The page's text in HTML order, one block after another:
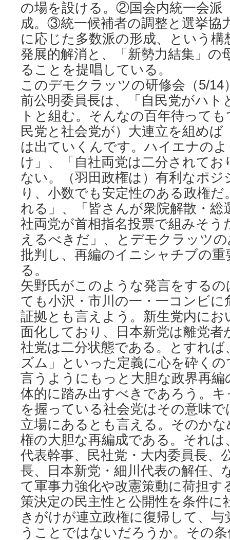
の場を設ける。②国会内統一会派
成。③統一候補者の調整と選挙協
に応じた多数派の形成、という構
発展的解消と、「新勢力結集」の
ることを提唱している。
このデモクラッツの研修会（5/14
前公明委員長は、「自民党がハ
トと組む。そんなの百年待って
民党と社会党が）大連立を組めば
は出ていくんです。ハイエナの
け」、「自社両党は二分されてお
ない。（羽田政権は）有利なポ
り、小数でも安定性のある政権だ
れる」、「皆さんが衆院解散・総
社両党が首相指名投票で組みそう
えるべきだ」、とデモクラッツ
批判し、再編のイニシャチブの
る。
矢野氏がこのような発言をする
ても小沢・市川の一・一コンビ
証拠とも言えよう。新生党内にお
面化しており、日本新党は離党者
社党は二分状態である。とすれ
ズム」といった定義に心を砕く
言うようにもっと大胆な政界再
体的に踏み出すべきであろう。
を握っている社会党はその意味
立場にあるとも言える。そのか
権の大胆な再編成である。それは
代表幹事、民社党・大内委員長、
長、日本新党・細川代表の解任、
て軍事力強化や改憲策動に荷担す
策決定の民主性と公開性を条件に
きがけが連立政権に復帰して、与
うことではないだろうか。その